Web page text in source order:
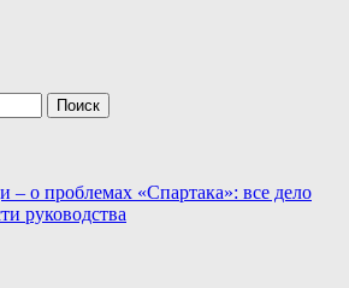
о проблемах «Спартака»: все дело
руководства